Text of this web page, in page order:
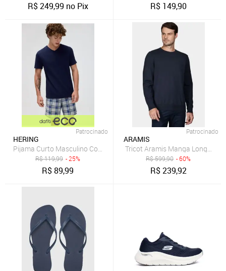
R$249,99 no Pix R$ 149,90
Patrocinado
HERING
Pijama Curto Masculino Com Samba Canção Hering
R$119,99 - 25%
R$89,99
Patrocinado
ARAMIS
Tricot Aramis Manga Longa
R$599,90 - 60%
R$239,92